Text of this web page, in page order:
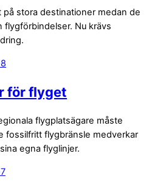
stora destinationer medan de
flygförbindelser. Nu krävs
för flyget
flygplatsägare måste
fossilfritt flygbränsle medverkar
egna flyglinjer.